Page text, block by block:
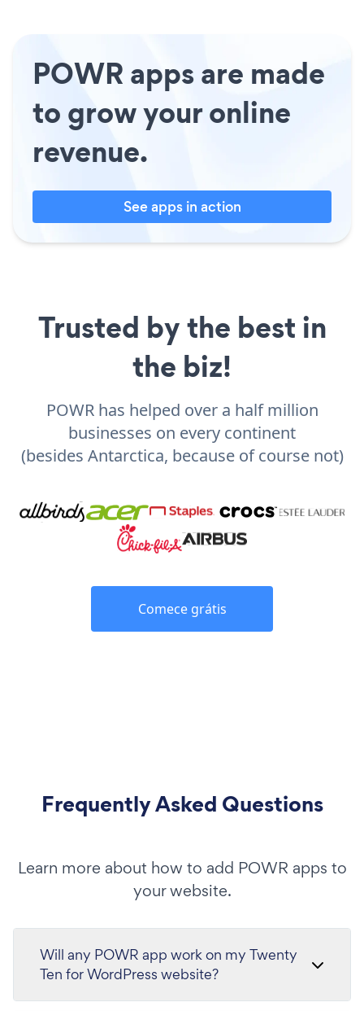
POWR apps are made
to grow your online
revenue.
See apps in action
Trusted by the best in
the biz!
POWR has helped over a half million
businesses on every continent
(besides Antarctica, because of course not)
Comece grátis
Frequently Asked Questions
Learn more about how to add POWR apps to
your website.
Will any POWR app work on my Twenty
Ten for WordPress website?